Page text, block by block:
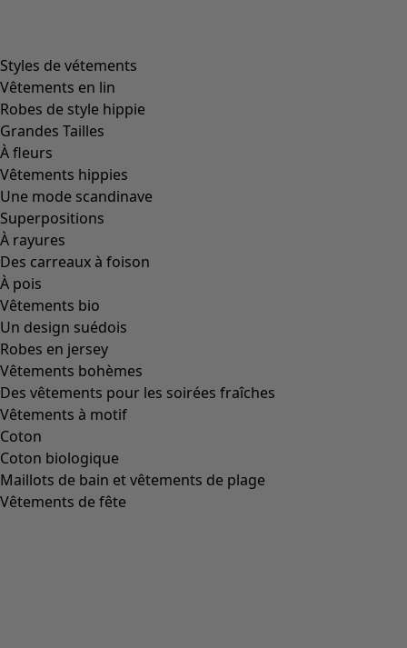
Styles de vétements
Vêtements en lin
Robes de style hippie
Grandes Tailles
À fleurs
Vêtements hippies
Une mode scandinave
Superpositions
À rayures
Des carreaux à foison
À pois
Vêtements bio
Un design suédois
Robes en jersey
Vêtements bohèmes
Des vêtements pour les soirées fraîches
Vêtements à motif
Coton
Coton biologique
Maillots de bain et vêtements de plage
Vêtements de fête